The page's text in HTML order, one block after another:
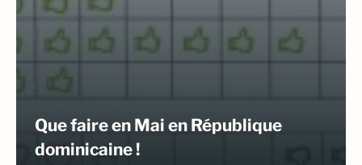
Que faire en Mai en République
dominicaine !